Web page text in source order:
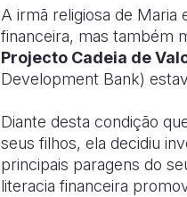
A irmã religiosa de Maria
financeira, mas também
Projecto Cadeia de
Development Bank)
Diante desta condição
seus filhos, ela decidiu
principais paragens do
literacia financeira